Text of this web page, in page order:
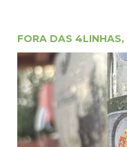
FORA DAS 4LINHAS,